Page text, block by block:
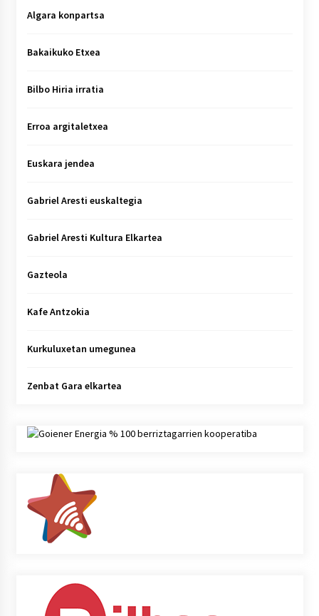
Algara konpartsa
Bakaikuko Etxea
Bilbo Hiria irratia
Erroa argitaletxea
Euskara jendea
Gabriel Aresti euskaltegia
Gabriel Aresti Kultura Elkartea
Gazteola
Kafe Antzokia
Kurkuluxetan umegunea
Zenbat Gara elkartea